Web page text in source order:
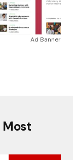
Ad Banner
Most